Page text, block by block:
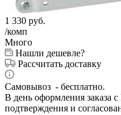
1 330 руб.
/комп
Много
Нашли дешевле?
Рассчитать доставку
Самовывоз - бесплатно.
В день оформления заказа
подтверждения и